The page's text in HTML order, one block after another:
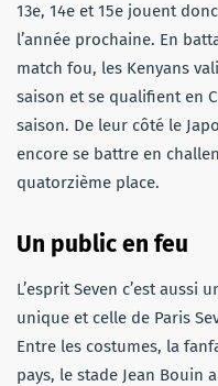
13e, 14e et 15e jouent
l’année prochaine. En
match fou, les Kenyans
saison et se qualifient en
saison. De leur côté le
encore se battre en
quatorzième place.
Un public en feu
L’esprit Seven c’est aussi
unique et celle de Paris
Entre les costumes, la
pays, le stade Jean Bouin